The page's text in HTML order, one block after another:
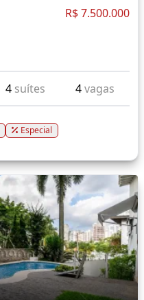
R$ 7.500.000
4 suítes 4vagas
Especial